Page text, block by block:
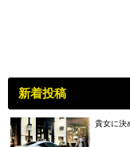
新着投稿
貴女に決